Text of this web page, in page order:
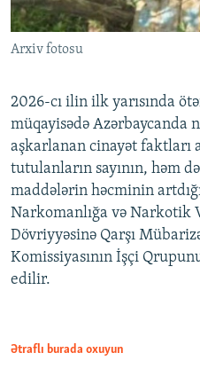
Arxiv fotosu
2026-cı ilin ilk yarısında
müqayisədə Azərbaycanda
aşkarlanan cinayət faktları
tutulanların sayının, həm
maddələrin həcminin
Narkomanlığa və Narkotik
Dövriyyəsinə Qarşı
Komissiyasının İşçi
edilir.
Ətraflı burada oxuyun